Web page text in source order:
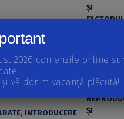
INTRODUCERE
2026 comenzile online
vă dorim vacanță plăcută!